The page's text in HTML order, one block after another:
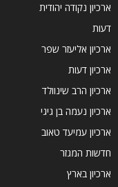
ארכיון נקודה יהודית
דעות
ארכיון אליעזר שפר
ארכיון דעות
ארכיון הרב שינוולד
ארכיון נעמה בן גיגי
ארכיון עמיעד טאוב
חדשות המגזר
ארכיון בארץ